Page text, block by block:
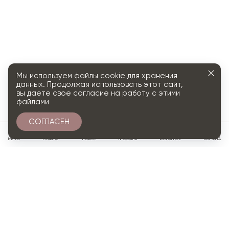
МЕНЮ ГЛАВНАЯ ПОИСК ПРОФИЛЬ ИЗБРАННОЕ КОРЗИНА
Мы используем файлы cookie для хранения
данных. Продолжая использовать этот сайт,
вы даете свое согласие на работу с этими
файлами
СОГЛАСЕН